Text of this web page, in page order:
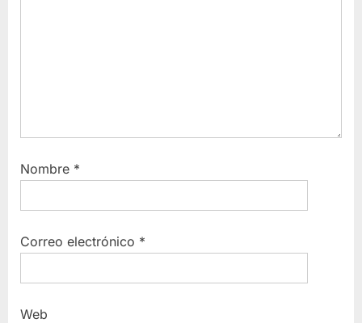
Nombre *
Correo electrónico *
Web